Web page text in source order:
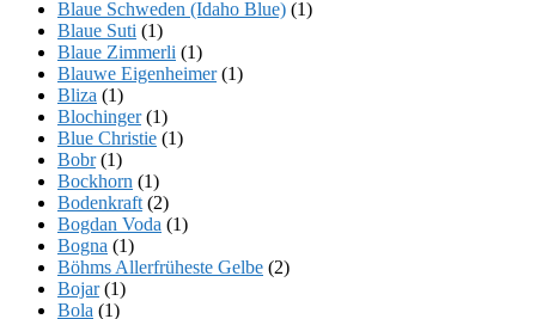
Blaue Schweden (Idaho Blue) (1)
Blaue Suti (1)
Blaue Zimmerli (1)
Blauwe Eigenheimer(1)
Bliza (1)
Blochinger(1)
Blue Christie (1)
Bobr(1)
Bockhorn (1)
Bodenkraft (2)
Bogdan Voda (1)
Bogna (1)
Böhms Allerfrüheste Gelbe (2)
Bojar(1)
Bola (1)